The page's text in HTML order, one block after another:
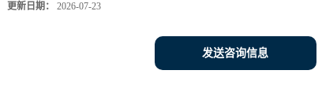
更新日期： 2026-07-23
发送咨询信息